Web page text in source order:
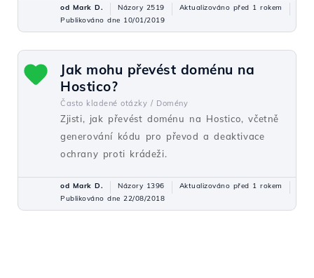
od Mark D. Názory 2519
Aktualizováno před 1 rokem
Publikováno dne 10/01/2019
Jak mohu převést doménu na
Hostico?
Často kladené otázky / Domény
Zjisti, jak převést doménu na Hostico, včetně
generování kódu pro převod a deaktivace
ochrany proti krádeži.
od Mark D. Názory 1396
Aktualizováno před 1 rokem
Publikováno dne 22/08/2018